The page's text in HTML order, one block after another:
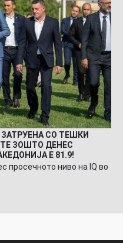
СО ТЕШКИ
ЗОШТО ДЕНЕС
Е 81.9!
просечното ниво на IQ во